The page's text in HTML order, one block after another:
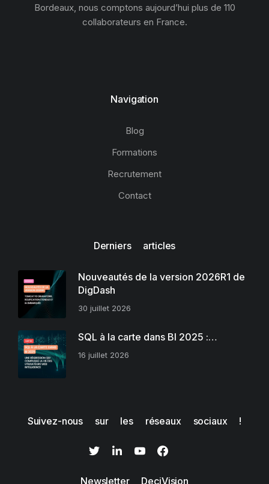
Bordeaux, nous comptons aujourd’hui plus de 110
collaborateurs en France.
Navigation
Blog
Formations
Recrutement
Contact
Derniers articles
Nouveautés de la version 2026R1 de
DigDash
30 juillet 2026
SQL à la carte dans BI 2025 :…
16 juillet 2026
Suivez-nous sur les réseaux sociaux !
Newsletter DeciVision